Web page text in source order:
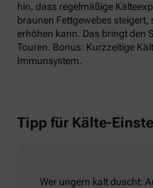
hin, dass regelmäßige
braunen Fettgewebes
erhöhen kann. Das bringt den
Touren. Bonus: Kurzzeitige
Immunsystem.
Tipp für Kälte-
Wer ungern kalt duscht: